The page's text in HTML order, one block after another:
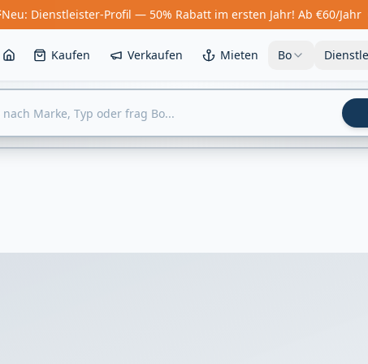
Neu: Dienstleister-Profil — 50% Rabatt im ersten Jahr! Ab €60/Jahr
Kaufen Verkaufen Mieten Bo